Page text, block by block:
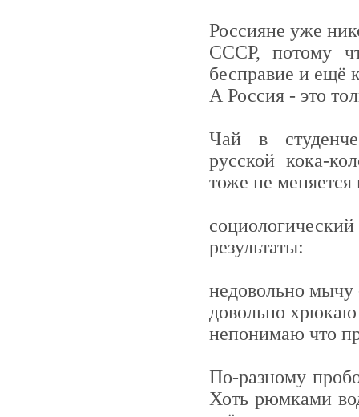
Россияне уже
СССР, потому
бесправие и ещё
А Россия - это
Чай в
русской кока-
тоже не
результаты:
недовольно мычу
довольно
непонимаю что
По-разному
Хоть рюмками